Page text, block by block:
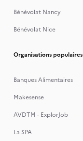
Bénévolat Nancy
Bénévolat Nice
Organisations populaires
Banques Alimentaires
Makesense
AVDTM - ExplorJob
La SPA